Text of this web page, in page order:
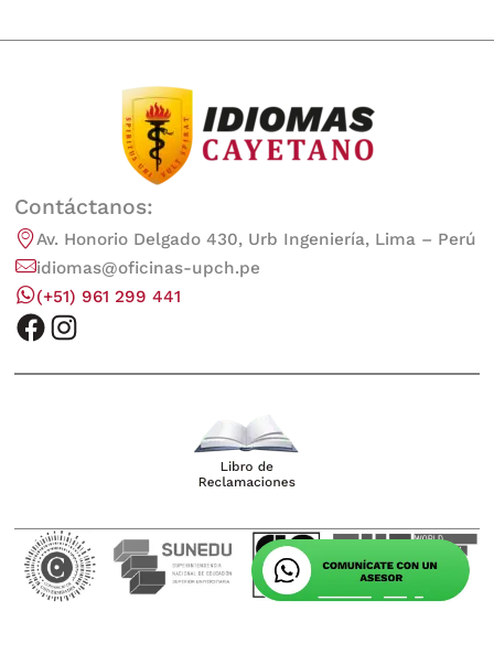
Contáctanos:
Av. Honorio Delgado 430, Urb Ingeniería, Lima – Perú
idiomas@oficinas-upch.pe
(+51) 961 299 441
facebook instagram